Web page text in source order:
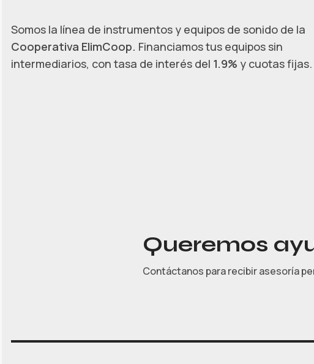
Somos la línea de instrumentos y equipos de sonido de la
Cooperativa ElimCoop. Financiamos tus equipos sin
intermediarios, con tasa de interés del 1.9% y cuotas fijas.
Queremos
Contáctanos para recibir asesoría